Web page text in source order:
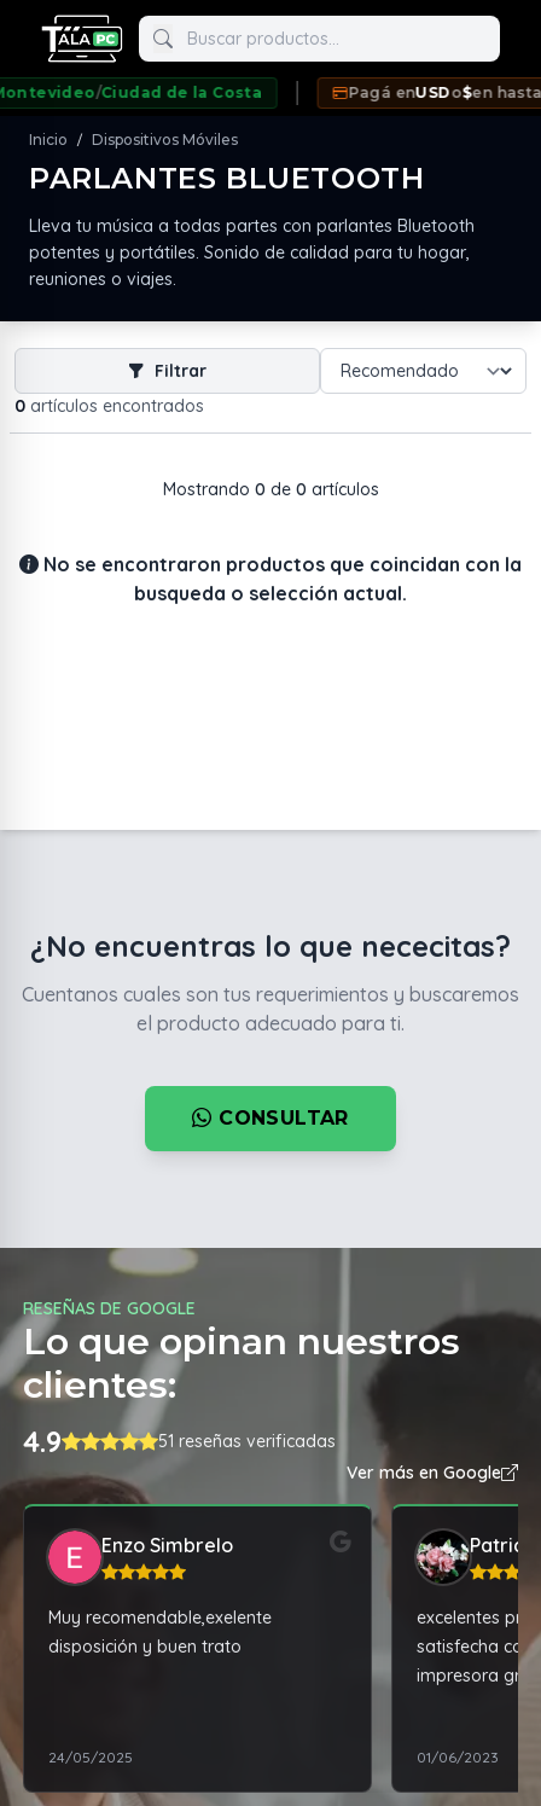
Buscar productos
/Ciudad de la Costa Pagá en USDo$en hasta
Inicio / Dispositivos Móviles
PARLANTES BLUETOOTH
Lleva tu música a todas partes con parlantes Bluetooth
potentes y portátiles. Sonido de calidad para tu hogar,
reuniones o viajes.
0 artículos encontrados
Filtrar
Mostrando 0 de 0 artículos
No se encontraron productos que coincidan con la
busqueda o selección actual.
¿No encuentras lo que nececitas?
Cuentanos cuales son tus requerimientos y buscaremos
el producto adecuado para ti.
CONSULTAR
RESEÑAS DE GOOGLE
Lo que opinan nuestros
clientes:
4.9
51 reseñas verificadas
Ver más en Google
Enzo Simbrelo
Muy recomendable,exelente
disposición y buen trato
24/05/2025
excelentes
satisfecha con
impresora
01/06/2023